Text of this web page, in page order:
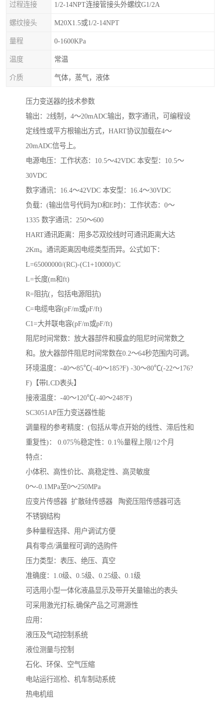
过程连接 1/2-14NPT连接管接头外螺纹G1/2A
螺纹接头 M20X1.5或1/2-14NPT
量程 0-1600KPa
温度 常温
介质 气体，蒸气，液体
压力变送器的技术参数
输出：2线制，4～20mADC输出，数字通讯，可编程设
定线性或平方根输出方式，HART协议加载在4～
20mADC信号上。
电源电压：工作状态：10.5～42VDC 本安型：10.5～
30VDC
数字通讯：16.4～42VDC 本安型：16.4～30VDC
负载：(输出信号代码为D和E时)：工作状态：0～
1335 数字通讯：250～600
HART通讯距离：用多芯双绞线时可通讯距离大达
2Km。通讯距离因电缆类型而异。公式如下：
L=65000000/(RC)-(C1+10000)/C
L=长度(m和ft)
R=阻抗(，包括电源阻抗)
C=电缆电容(pF/m或pF/ft)
C1=大并联电容(pF/m或pF/ft)
阻尼时间常数：放大器部件和膜盒的阻尼时间常数之
和。放大器部件阻尼时间常数在0.2～64秒范围内可调。
环境温度：-40～85℃(-40～185?F) -30～80℃(-22～176?
F)【带LCD表头】
接液温度：-40～120℃(-40～248?F)
SC3051AP压力变送器性能
调量程的参考精度：(包括从零点开始的线性、滞后性和
重复性)： 0.075％稳定性：0.1％量程上限/12个月
特点：
小体积、高性价比、高稳定性、高灵敏度
0～-0.1MPa至0～250MPa
应变片传感器 扩散硅传感器 陶瓷压阻传感器可选
不锈钢结构
多种量程选择、用户调试方便
具有零点/满量程可调的选购件
压力类型：表压、绝压、真空
准确度：1.0级、0.5级、0.25级、0.1级
可选用小型一体化液晶显示及带开关量输出的表头
可采用激光打标,确保产品之可溯源性
应用：
液压及气动控制系统
液位测量与控制
石化、环保、空气压缩
电站运行巡检、机车制动系统
热电机组